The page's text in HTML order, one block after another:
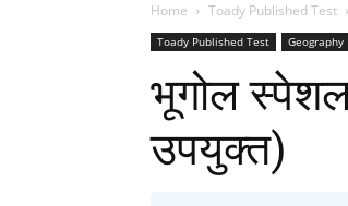
Home Toady Published Test
Toady Published Test
भूगोल स्पेशल
उपयुक्त)